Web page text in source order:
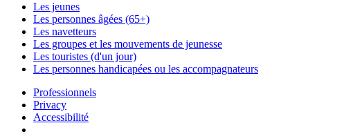
Les jeunes
Les personnes âgées (65+)
Les navetteurs
Les groupes et les mouvements de jeunesse
Les touristes (d'un jour)
Les personnes handicapées ou les accompagnateurs
Professionnels
Privacy
Accessibilité